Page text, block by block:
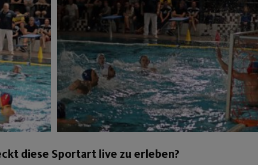
diese Sportart live zu erleben?